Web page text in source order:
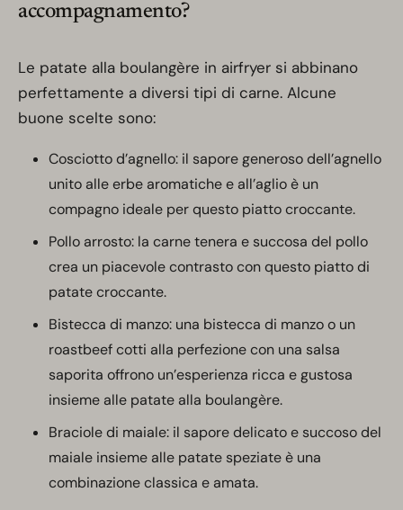
accompagnamento?
Le patate alla boulangère in airfryer si abbinano
perfettamente a diversi tipi di carne. Alcune
buone scelte sono:
Cosciotto d’agnello: il sapore generoso dell’agnello
unito alle erbe aromatiche e all’aglio è un
compagno ideale per questo piatto croccante.
Pollo arrosto: la carne tenera e succosa del pollo
crea un piacevole contrasto con questo piatto di
patate croccante.
Bistecca di manzo: una bistecca di manzo o un
roastbeef cotti alla perfezione con una salsa
saporita offrono un’esperienza ricca e gustosa
insieme alle patate alla boulangère.
Braciole di maiale: il sapore delicato e succoso del
maiale insieme alle patate speziate è una
combinazione classica e amata.